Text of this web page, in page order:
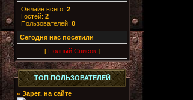
Онлайн всего: 2
Гостей: 2
Пользователей: 0
Cегодня нас посетили
[ Полный Список ]
ТОП ПОЛЬЗОВАТЕЛЕЙ
» Зарег. на сайте